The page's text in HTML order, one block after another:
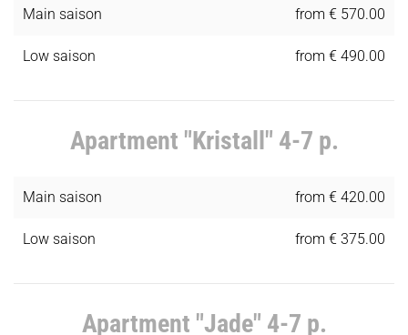
Main saison from € 570.00
Low saison from € 490.00
Apartment "Kristall" 4-7 p.
Main saison from € 420.00
Low saison from € 375.00
Apartment "Jade" 4-7 p.